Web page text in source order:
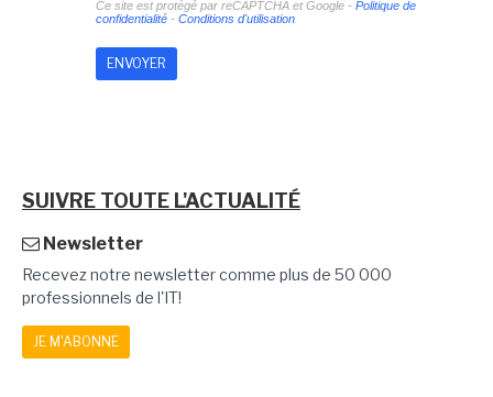
Ce site est protégé par reCAPTCHA et Google - Politique de
confidentialité- Conditions d'utilisation
SUIVRE TOUTE L'ACTUALITÉ
Newsletter
Recevez notre newsletter comme plus de 50 000
professionnels de l'IT!
JE M'ABONNE